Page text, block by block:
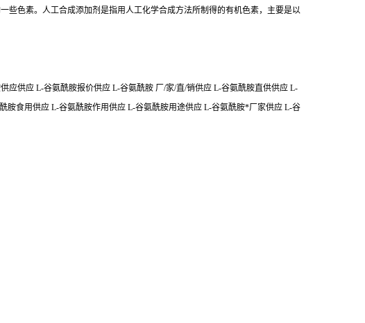
些色素。人工合成添加剂是指用人工化学合成方法所制得的有机色素，主要是以
供应 L-谷氨酰胺报价供应 L-谷氨酰胺 厂/家/直/销供应 L-谷氨酰胺直供供应 L-
胺食用供应 L-谷氨酰胺作用供应 L-谷氨酰胺用途供应 L-谷氨酰胺*厂家供应 L-谷